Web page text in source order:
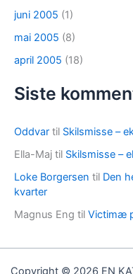
juni 2005 (1)
mai 2005 (8)
april 2005 (18)
Siste
Oddvar til Skilsmisse –
Ella-Maj til Skilsmisse –
Loke Borgersen til Den
kvarter
Magnus Eng til Victimæ
Copyright © 2026 EN